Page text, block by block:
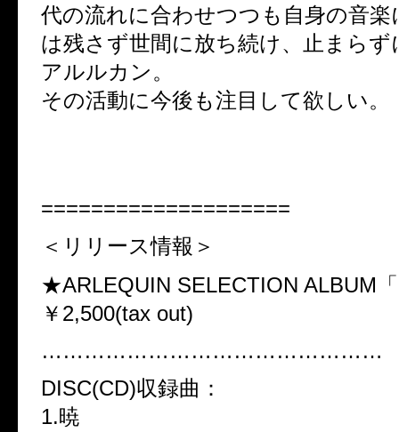
代の流れに合わせつつも自身の音楽
は残さず世間に放ち続け、止まらず
アルルカン。
その活動に今後も注目して欲しい。
====================
＜リリース情報＞
★ARLEQUIN SELECTION ALBUM
￥2,500(tax out)
…………………………………………
DISC(CD)収録曲：
1.暁